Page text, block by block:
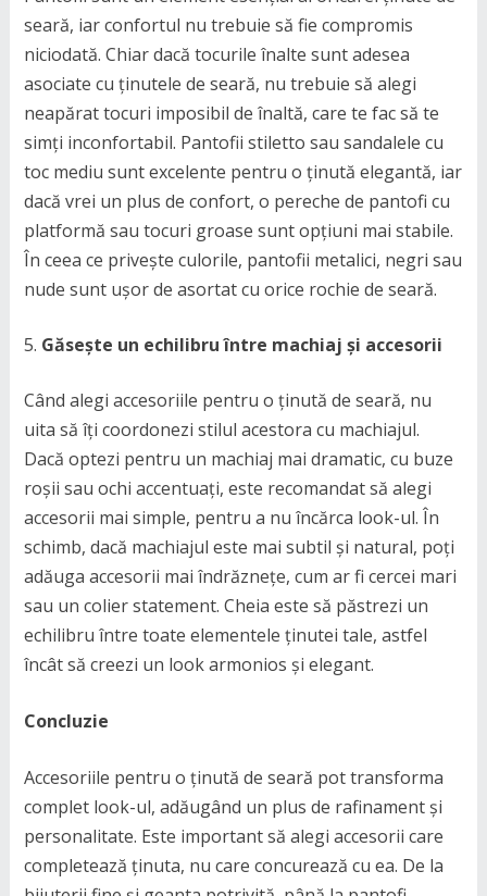
seară, iar confortul nu trebuie să fie compromis
niciodată. Chiar dacă tocurile înalte sunt adesea
asociate cu ținutele de seară, nu trebuie să alegi
neapărat tocuri imposibil de înaltă, care te fac să te
simți inconfortabil. Pantofii stiletto sau sandalele cu
toc mediu sunt excelente pentru o ținută elegantă, iar
dacă vrei un plus de confort, o pereche de pantofi cu
platformă sau tocuri groase sunt opțiuni mai stabile.
În ceea ce privește culorile, pantofii metalici, negri sau
nude sunt ușor de asortat cu orice rochie de seară.
Găsește un echilibru între machiaj și accesorii
Când alegi accesoriile pentru o ținută de seară, nu
uita să îți coordonezi stilul acestora cu machiajul.
Dacă optezi pentru un machiaj mai dramatic, cu buze
roșii sau ochi accentuați, este recomandat să alegi
accesorii mai simple, pentru a nu încărca look-ul. În
schimb, dacă machiajul este mai subtil și natural, poți
adăuga accesorii mai îndrăznețe, cum ar fi cercei mari
sau un colier statement. Cheia este să păstrezi un
echilibru între toate elementele ținutei tale, astfel
încât să creezi un look armonios și elegant.
Concluzie
Accesoriile pentru o ținută de seară pot transforma
complet look-ul, adăugând un plus de rafinament și
personalitate. Este important să alegi accesorii care
completează ținuta, nu care concurează cu ea. De la